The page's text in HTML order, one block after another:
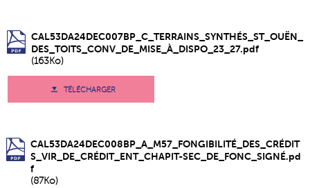
CAL53DA24DEC007BP_C_TERRAINS_SYNTHÉS_ST_OUËN_
DES_TOITS_CONV_DE_MISE_À_DISPO_23_27.pdf
(163Ko)
TÉLÉCHARGER
CAL53DA24DEC008BP_A_M57_FONGIBILITÉ_DES_CRÉDIT
S_VIR_DE_CRÉDIT_ENT_CHAPIT-SEC_DE_FONC_SIGNÉ.pd
f
(87Ko)